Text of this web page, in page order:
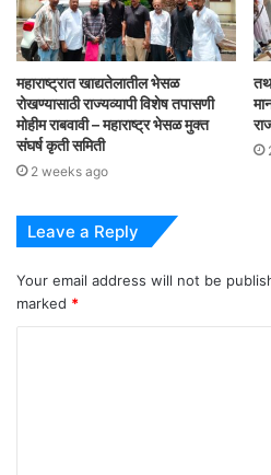
महाराष्ट्रात खाद्यतेलातील भेसळ
रोखण्यासाठी राज्यव्यापी विशेष तपासणी
मोहीम राबवावी – महाराष्ट्र भेसळ मुक्त
संघर्ष कृती समिती
2 weeks ago
Leave a Reply
Your email address will not be
marked *